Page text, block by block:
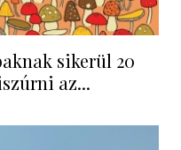
sikerül 20
az...